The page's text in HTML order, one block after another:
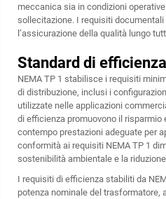
meccanica sia in condizioni
sollecitazione. I requisiti
l’assicurazione della qualità lungo
Standard di
NEMA TP 1 stabilisce i requisiti
di distribuzione, inclusi i
utilizzate nelle applicazioni
di efficienza promuovono il risparmio
contempo prestazioni adeguate per
conformità ai requisiti NEMA TP 1
sostenibilità ambientale e la
I requisiti di efficienza stabiliti da
potenza nominale del trasformatore,